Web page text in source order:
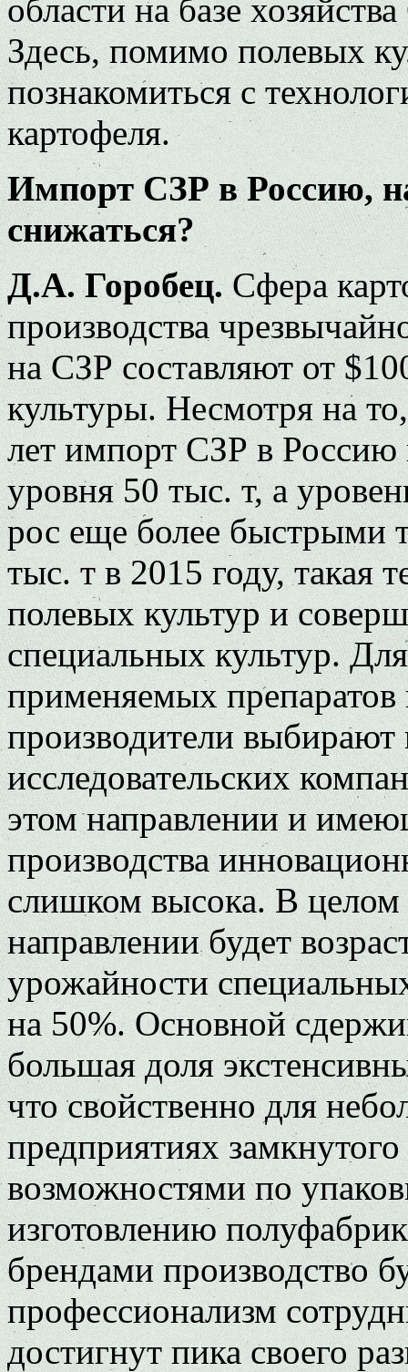
области на базе
Здесь, помимо полевых
познакомиться с
картофеля.
Импорт СЗР в Россию,
снижаться?
Д.А. Горобец.Сфера
производства
на СЗР составляют от
культуры. Несмотря на
лет импорт СЗР в Россию
уровня 50 тыс. т, а
рос еще более быстрыми
тыс. т в 2015 году, такая
полевых культур и
специальных культур.
применяемых
производители выбирают
исследовательских
этом направлении и
производства
слишком высока. В
направлении будет
урожайности
на 50%. Основной
большая доля
что свойственно для
предприятиях
возможностями по
изготовлению
брендами производство
профессионализм
достигнут пика своего